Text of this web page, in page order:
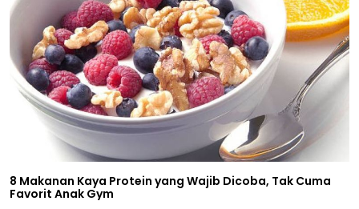
8 Makanan Kaya Protein yang Wajib Dicoba, Tak Cuma
Favorit Anak Gym